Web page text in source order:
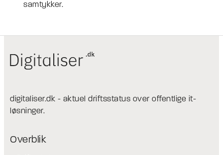
samtykker.
digitaliser.dk - aktuel driftsstatus over offentlige it-
løsninger.
Overblik